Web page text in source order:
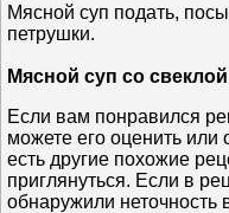
Мясной суп подать,
петрушки.
Мясной суп со
Если вам понравился
можете его оценить или
есть другие похожие
приглянуться. Если в
обнаружили